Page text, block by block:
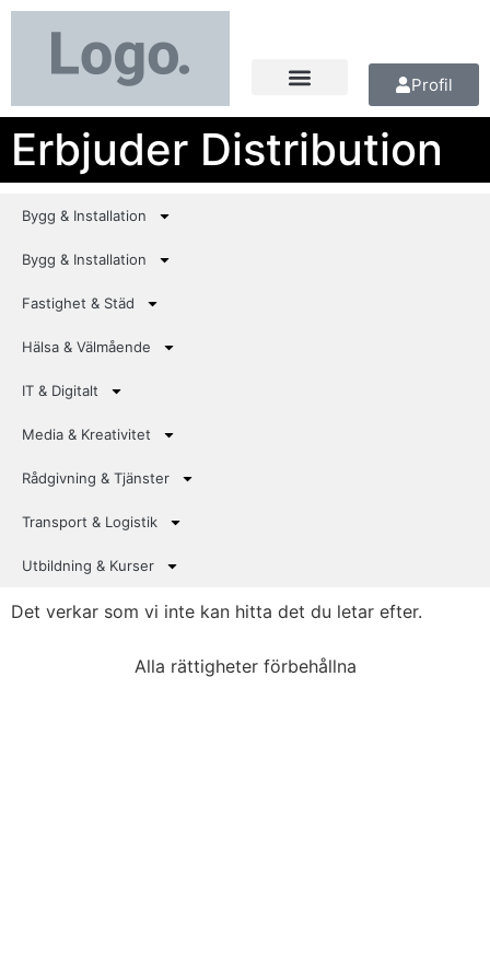
Profil
Erbjuder Distribution
Bygg & Installation
Bygg & Installation
Fastighet & Städ
Hälsa & Välmående
IT & Digitalt
Media & Kreativitet
Rådgivning & Tjänster
Transport & Logistik
Utbildning & Kurser
Det verkar som vi inte kan hitta det du letar efter.
Alla rättigheter förbehållna